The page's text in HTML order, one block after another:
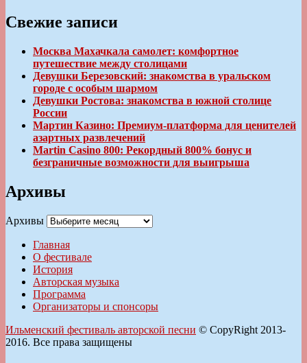
Свежие записи
Москва Махачкала самолет: комфортное
путешествие между столицами
Девушки Березовский: знакомства в уральском
городе с особым шармом
Девушки Ростова: знакомства в южной столице
России
Мартин Казино: Премиум-платформа для ценителей
азартных развлечений
Martin Casino 800: Рекордный 800% бонус и
безграничные возможности для выигрыша
Архивы
Архивы
Главная
О фестивале
История
Авторская музыка
Программа
Организаторы и спонсоры
Ильменский фестиваль авторской песни © CopyRight 2013-
2016. Все права защищены